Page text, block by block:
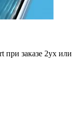
заказе 2ух или